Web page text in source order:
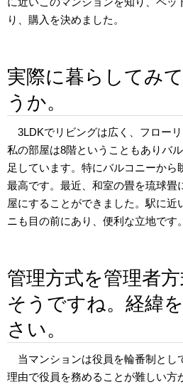
り、購入を決めました。
実際に暮らしてみ
うか。
3LDKでリビングは広く、フロー
私の部屋は8階ということもありバ
足しています。特にバルコニーから
最高です。最近、和室の畳を琉球畳
屋にすることができました。駅に近
ニも目の前にあり、便利な立地です。
管理方式を管理者
そうですね。経緯
さい。
当マンションは役員を輪番制とし
理由で役員を務めることが難しい方